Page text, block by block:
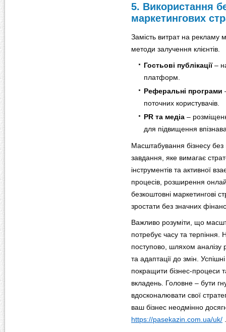
5. Використання
маркетингових
Замість витрат на рекламу
методи залучення клієнтів.
Гостьові публікації–
платформ.
Реферальні програми
поточних користувачів.
PR та медіа –
для підвищення
Масштабування бізнесу без
завдання, яке вимагає
інструментів та активної
процесів, розширення
безкоштовні маркетингові
зростати без значних
Важливо розуміти, що
потребує часу та терпіння.
поступово, шляхом аналізу
та адаптації до змін.
покращити бізнес-процеси
вкладень. Головне – бути
вдосконалювати свої
ваш бізнес неодмінно
https://pasekazin.com.ua/uk/